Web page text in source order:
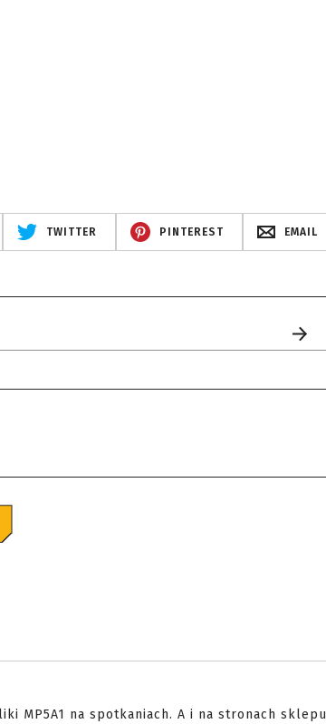
TWITTER PINTEREST EMAIL
MP5A1 na spotkaniach. A i na stronach sklepu